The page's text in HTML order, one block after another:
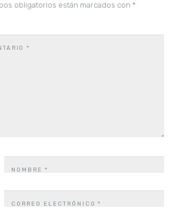
obligatorios están marcados con *
*
NOMBRE*
CORREO ELECTRÓNICO*